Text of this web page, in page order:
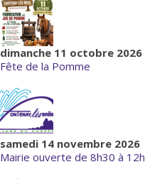
dimanche 11 octobre 2026
Fête de la Pomme
samedi 14 novembre 2026
Mairie ouverte de 8h30 à 12h